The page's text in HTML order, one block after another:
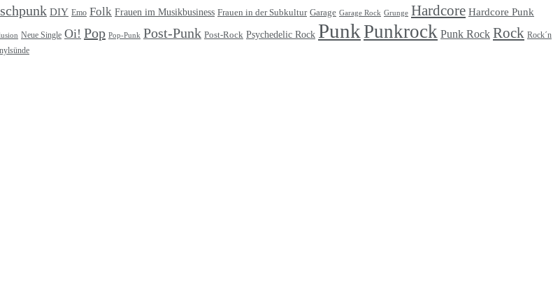
DIY Emo Folk Frauen im Musikbusiness Frauen in der Subkultur Garage Garage Rock Grunge Hardcore Hardcore Punk
Neue Single Oi! Pop Pop-Punk Post-Punk Post-Rock Psychedelic Rock PunkPunkrock Punk Rock Rock Rock´n